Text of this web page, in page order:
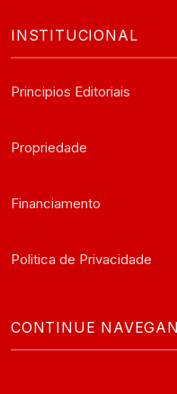
INSTITUCIONAL
Principios Editoriais
Propriedade
Financiamento
Politica de Privacidade
CONTINUE